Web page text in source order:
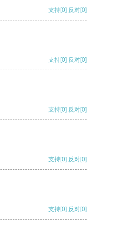
支持[0] 反对[0]
支持[0] 反对[0]
支持[0] 反对[0]
支持[0] 反对[0]
支持[0] 反对[0]